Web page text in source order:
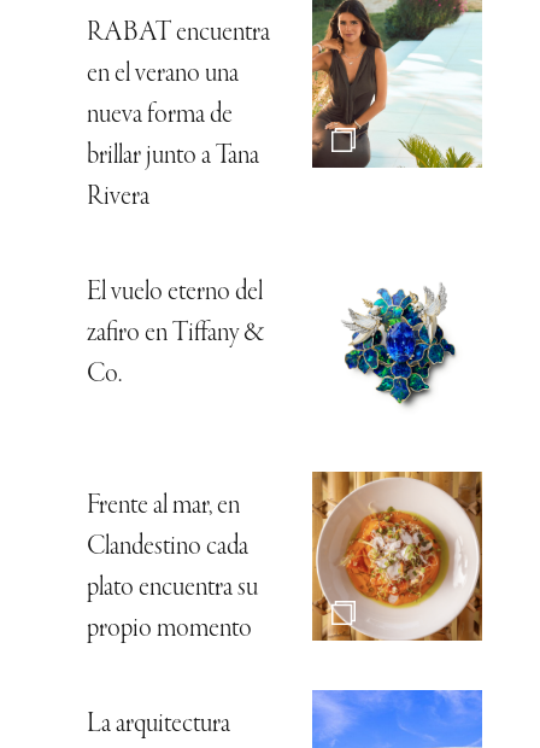
RABAT encuentra
en el verano una
nueva forma de
brillar junto a Tana
Rivera
El vuelo eterno del
zafiro en Tiffany &
Co.
Frente al mar, en
Clandestino cada
plato encuentra su
propio momento
La arquitectura